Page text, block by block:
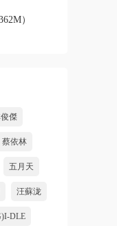
）
傑
蔡依林
五月天
汪蘇泷
DLE